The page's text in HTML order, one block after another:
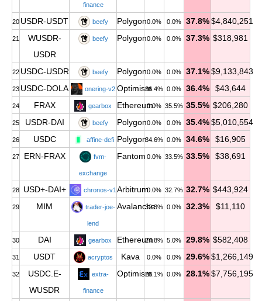
finance
20 USDR-USDT beefy Polygon0.0% 0.0% 37.8% $4,840,251
21
WUSDR-
USDR
beefy Polygon0.0% 0.0% 37.3% $318,981
22 USDC-USDR beefy Polygon0.0% 0.0% 37.1% $9,133,843
23 USDC-DOLA onering-v2 Optimism36.4% 0.0% 36.4% $43,644
24 FRAX gearbox Ethereum0.0% 35.5% 35.5% $206,280
25 USDR-DAI beefy Polygon0.0% 0.0% 35.4% $5,010,554
26 USDC affine-defi Polygon34.6% 0.0% 34.6% $16,905
27 ERN-FRAX fvm-
exchange
Fantom 0.0% 33.5% 33.5% $38,691
28 USD+-DAI+ chronos-v1 Arbitrum0.0% 32.7% 32.7% $443,924
29 MIM trader-joe-
lend
Avalanche
32.3% 0.0% 32.3% $11,110
30 DAI gearbox Ethereum24.8% 5.0% 29.8% $582,408
31 USDT acryptos Kava 0.0% 0.0% 29.6% $1,266,149
32
USDC.E-
WUSDR
extra-
finance
Optimism28.1% 0.0% 28.1% $7,756,195